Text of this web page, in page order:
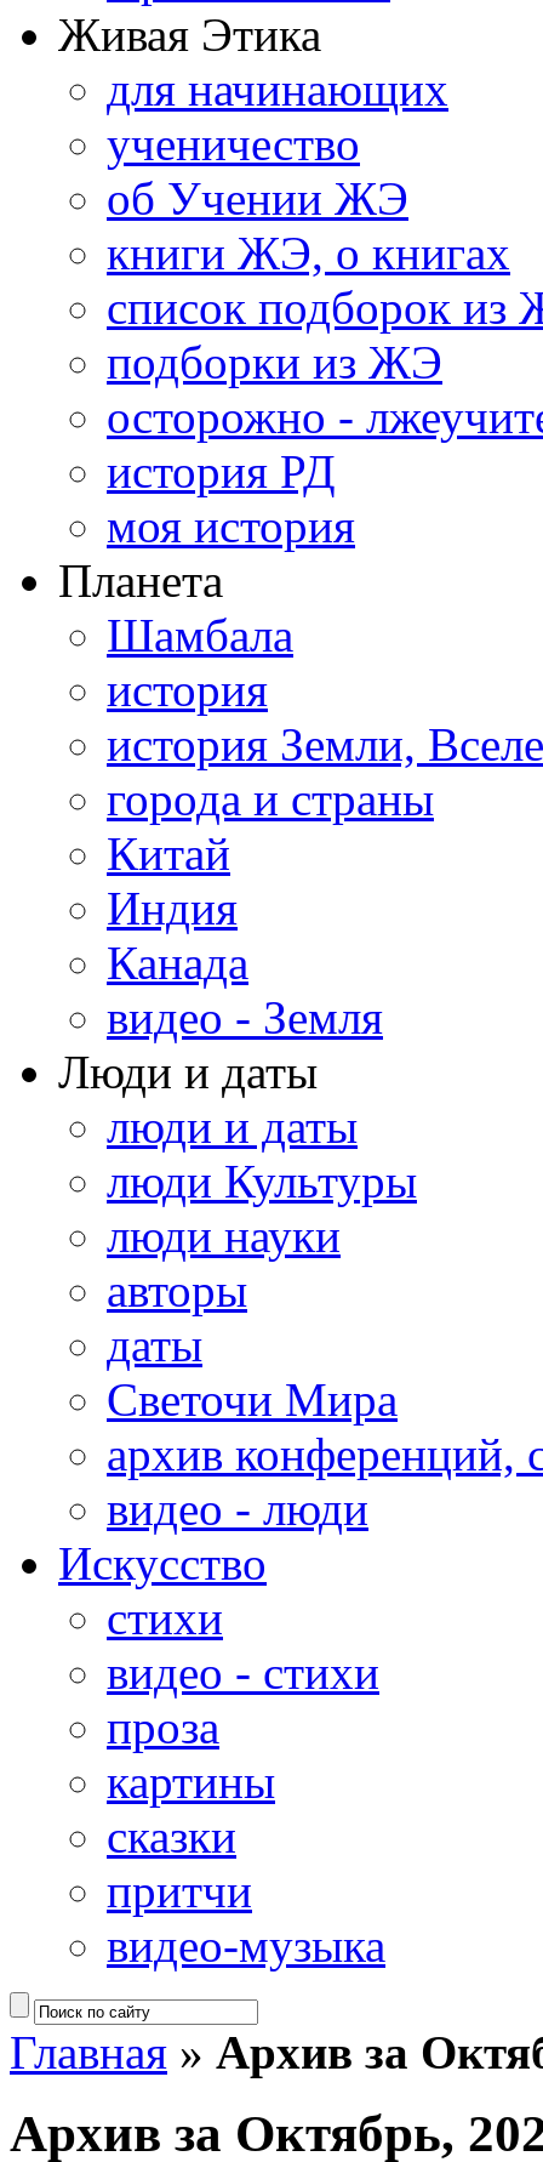
Живая Этика
для начинающих
ученичество
об Учении ЖЭ
книги ЖЭ, о книгах
список подборок из
подборки из ЖЭ
осторожно -
история РД
моя история
Планета
Шамбала
история
история Земли,
города и страны
Китай
Индия
Канада
видео - Земля
Люди и даты
люди и даты
люди Культуры
люди науки
авторы
даты
Светочи Мира
архив конференций,
видео - люди
Искусство
стихи
видео - стихи
проза
картины
сказки
притчи
видео-музыка
Главная » Архив за
Архив за Октябрь,